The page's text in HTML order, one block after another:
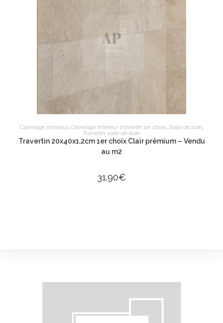
AJOUTER AU PANIER
Carrelage Intérieur, Carrelage intérieur travertin 1er choix, Salle de bain,
Travertin salle de bain
Travertin 20x40x1,2cm 1er choix Clair prémium – Vendu
au m2
31.90€